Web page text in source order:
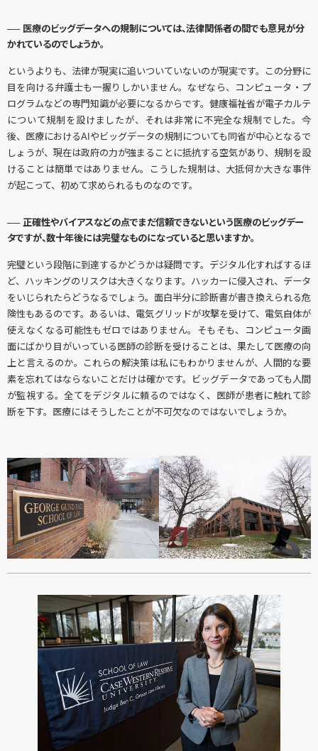
── 医療のビッグデータへの規制については、法律関係者の間でも意見が分
かれているのでしょうか。
というよりも、法律が現実に追いついていないのが現実です。この分野に
目を向ける弁護士も一握りしかいません。なぜなら、コンピュータ・プ
ログラムなどの専門知識が必要になるからです。健康福祉省が電子カルテ
について規制を設けましたが、それは非常に不完全な規制でした。今
後、医療におけるAIやビッグデータの規制についても同省が中心となるで
しょうが、現在は政府の力が強まることに抵抗する空気があり、規制を設
けることは簡単ではありません。こうした規制は、大抵何か大きな事件
が起こって、初めて求められるものなのです。
── 正確性やバイアスなどの点でまだ信頼できないという医療のビッグデー
タですが、数十年後には完璧なものになっていると思いますか。
完璧という段階に到達するかどうかは疑問です。デジタル化すればするほ
ど、ハッキングのリスクは大きくなります。ハッカーに侵入され、データ
をいじられたらどうなるでしょう。面白半分に診断書が書き換えられる危
険性もあるのです。あるいは、電気グリッドが攻撃を受けて、電気自体が
使えなくなる可能性もゼロではありません。そもそも、コンピュータ画
面にばかり目がいっている医師の診断を受けることは、果たして医療の向
上と言えるのか。これらの解決策は私にもわかりませんが、人間的な要
素を忘れてはならないことだけは確かです。ビッグデータであっても人間
が監視する。全てをデジタルに頼るのではなく、医師が患者に触れて診
断を下す。医療にはそうしたことが不可欠なのではないでしょうか。